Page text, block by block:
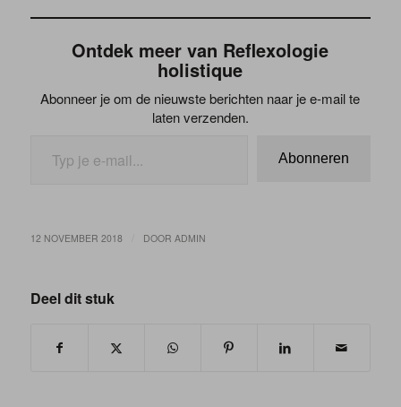
Ontdek meer van Reflexologie
holistique
Abonneer je om de nieuwste berichten naar je e-mail te
laten verzenden.
Abonneren
12 NOVEMBER 2018 DOOR ADMIN
Deel dit stuk